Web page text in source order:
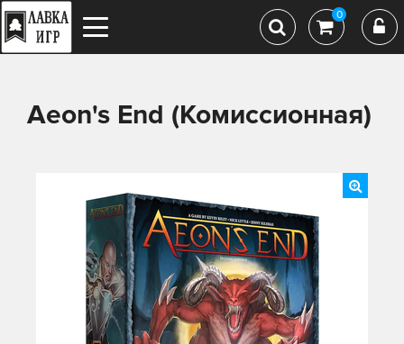
0
Aeon's End (Комиссионная)